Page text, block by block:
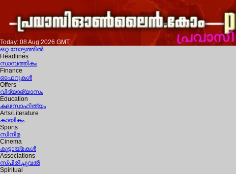
Today: 08 Aug 2026 GMT
ഒറ്റ നോട്ടത്തില്‍
Headlines
സാമ്പത്തികം
Finance
ഓഫറുകള്‍
Offers
വിദ്യാഭ്യാസം
Education
കല/സാഹിത്യം
Arts/Literature
കായികം
Sports
സിനിമ
Cinema
കൂട്ടായ്മകള്‍
Associations
സ്പിരിച്ചുവല്‍
Spiritual